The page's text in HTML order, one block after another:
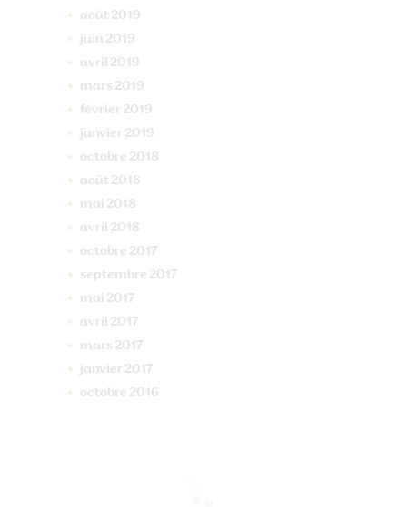
août 2019
juin 2019
avril 2019
mars 2019
février 2019
janvier 2019
octobre 2018
août 2018
mai 2018
avril 2018
octobre 2017
septembre 2017
mai 2017
avril 2017
mars 2017
janvier 2017
octobre 2016